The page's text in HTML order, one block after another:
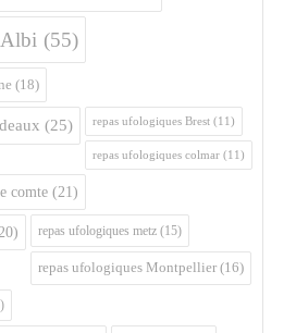
(55)
(18)
(25) repas ufologiques Brest (11)
repas ufologiques colmar (11)
comte (21)
repas ufologiques metz (15)
repas ufologiques Montpellier (16)